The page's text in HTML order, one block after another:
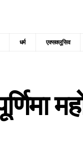
धर्म एक्सक्लूसिव